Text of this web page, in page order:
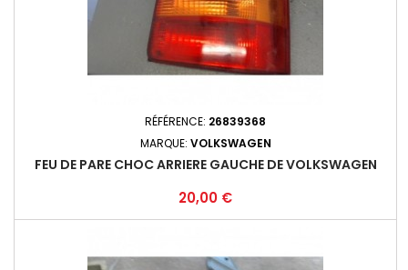
RÉFÉRENCE: 26839368
MARQUE: VOLKSWAGEN
FEU DE PARE CHOC ARRIERE GAUCHE DE VOLKSWAGEN
Prix
20,00 €